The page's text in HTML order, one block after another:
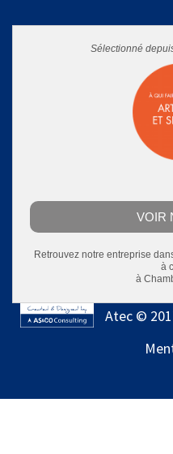
Sélectionné
VOIR
Retrouvez notre entreprise
à
à
Atec ©